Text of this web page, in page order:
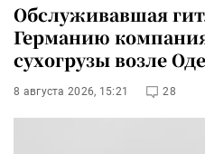
Обслуживавшая
Германию
сухогрузы возле
8 августа 2026, 15:21 28